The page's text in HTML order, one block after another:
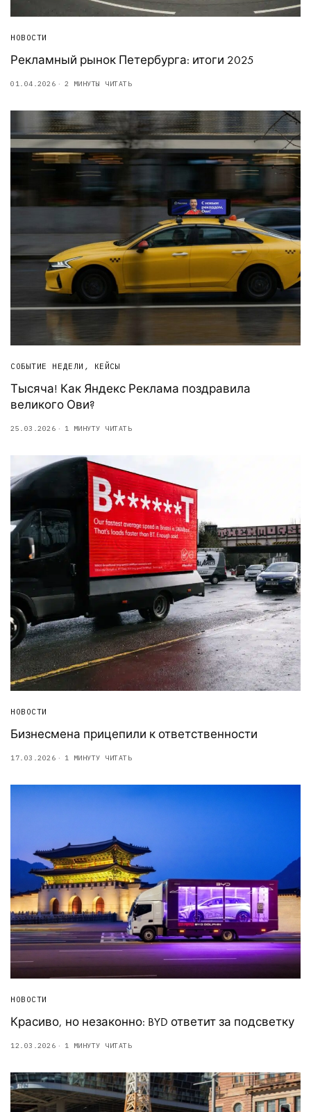
НОВОСТИ
Рекламный рынок Петербурга: итоги 2025
01.04.2026 2 МИНУТЫ ЧИТАТЬ
СОБЫТИЕ НЕДЕЛИ , КЕЙСЫ
Тысяча! Как Яндекс Реклама поздравила
великого Ови?
25.03.2026 1 МИНУТУ ЧИТАТЬ
НОВОСТИ
Бизнесмена прицепили к ответственности
17.03.2026 1 МИНУТУ ЧИТАТЬ
НОВОСТИ
Красиво, но незаконно: BYD ответит за подсветку
12.03.2026 1 МИНУТУ ЧИТАТЬ